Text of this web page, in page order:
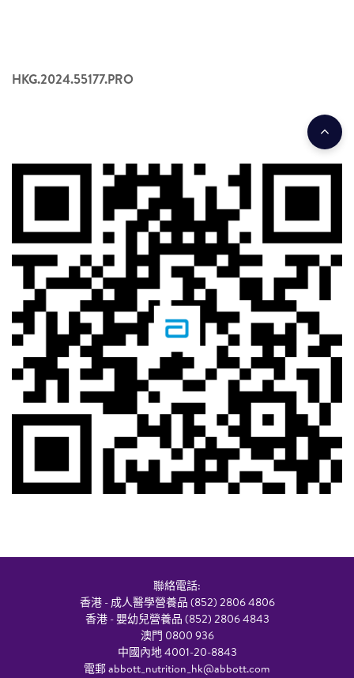
HKG.2024.55177.PRO
聯絡電話:
香港 - 成人醫學營養品 (852) 2806 4806
香港 - 嬰幼兒營養品 (852) 2806 4843
澳門 0800 936
中國內地 4001-20-8843
電郵abbott_nutrition_hk@abbott.com